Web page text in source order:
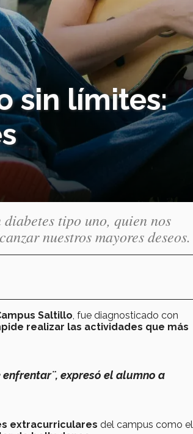
sin límites:
tipo uno, quien nos
nuestros mayores deseos.
Saltillo , fue diagnosticado con
realizar las actividades que más
expresó el alumno a
extracurriculares del campus como el